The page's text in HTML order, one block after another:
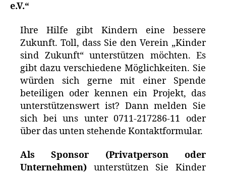
e.V.“
Ihre Hilfe gibt Kindern eine bessere
Zukunft. Toll, dass Sie den Verein „Kinder
sind Zukunft“ unterstützen möchten. Es
gibt dazu verschiedene Möglichkeiten. Sie
würden sich gerne mit einer Spende
beteiligen oder kennen ein Projekt, das
unterstützenswert ist? Dann melden Sie
sich bei uns unter 0711-217286-11 oder
über das unten stehende Kontaktformular.
Als Sponsor (Privatperson oder
Unternehmen) unterstützen Sie Kinder